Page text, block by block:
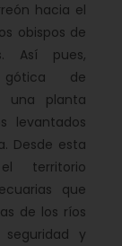
hacia el
obispos de
Así pues,
gótica de
una planta
levantados
Desde esta
territorio
que
de los ríos
y